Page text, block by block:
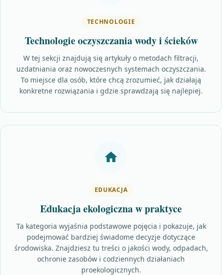
TECHNOLOGIE
Technologie oczyszczania wody i ścieków
W tej sekcji znajdują się artykuły o metodach filtracji,
uzdatniania oraz nowoczesnych systemach oczyszczania.
To miejsce dla osób, które chcą zrozumieć, jak działają
konkretne rozwiązania i gdzie sprawdzają się najlepiej.
EDUKACJA
Edukacja ekologiczna w praktyce
Ta kategoria wyjaśnia podstawowe pojęcia i pokazuje, jak
podejmować bardziej świadome decyzje dotyczące
środowiska. Znajdziesz tu treści o jakości wody, odpadach,
ochronie zasobów i codziennych działaniach
proekologicznych.